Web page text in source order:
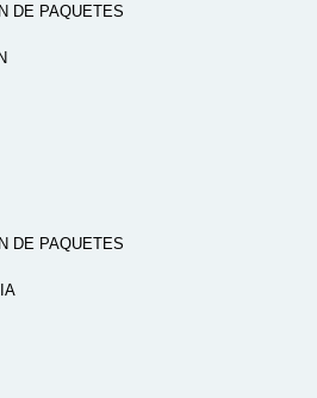
DE PAQUETES
DE PAQUETES